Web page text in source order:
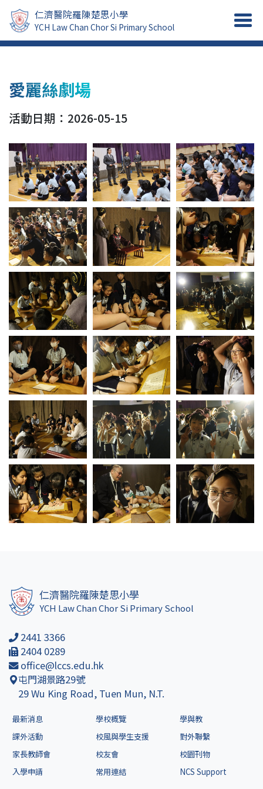
仁濟醫院羅陳楚思小學
YCH Law Chan Chor Si Primary School
愛麗絲劇場
活動日期：2026-05-15
仁濟醫院羅陳楚思小學
YCH Law Chan Chor Si Primary School
2441 3366
2404 0289
office@lccs.edu.hk
屯門湖景路29號
29 Wu King Road, Tuen Mun, N.T.
最新消息 學校概覽
學與教
課外活動
校風與學生支援
對外聯繫
家長教師會
校友會
校園刊物
入學申請
常用連結 NCS Support